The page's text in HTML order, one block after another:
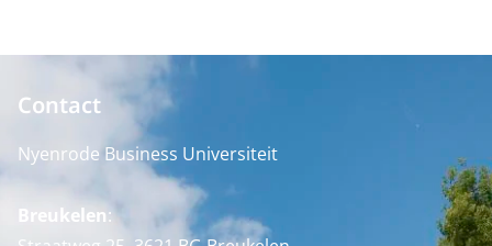
Contact
Nyenrode Business Universiteit
Breukelen: